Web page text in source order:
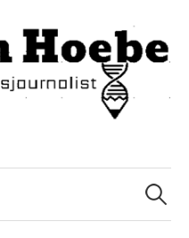
Zoeken
naar: